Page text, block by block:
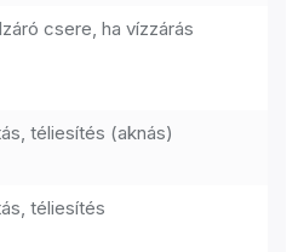
csere, ha vízzárás
téliesítés (aknás)
téliesítés